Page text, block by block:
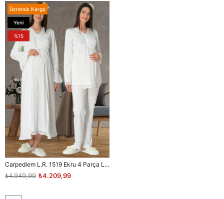
Carpediem L.R. 1519 Ekru 4 Parça Lohusa Set
₺4.209,99
₺4.949,99
Ücretsiz Kargo
Yeni
Ürün
%15